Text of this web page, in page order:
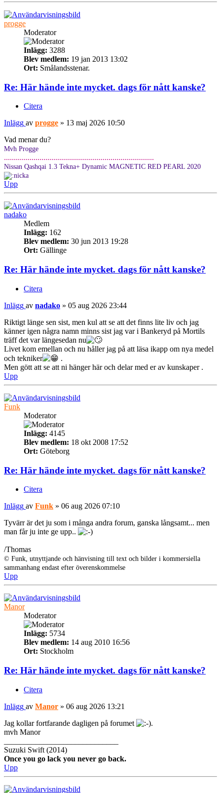
progge
Moderator
Inlägg: 3288
Blev medlem: 19 jan 2013 13:02
Ort: Smålandsstenar.
Re: Här hände inte mycket. dags för nått kanske?
Citera
Inlägg av progge » 13 maj 2026 10:50
Vad menar du?
Mvh Progge
............................................................................
Nissan Qashqai 1.3 Tekna+ Dynamic MAGNETIC RED PEARL 2020
Upp
nadako
Medlem
Inlägg: 162
Blev medlem: 30 jun 2013 19:28
Ort: Gällinge
Re: Här hände inte mycket. dags för nått kanske?
Citera
Inlägg av nadako » 05 aug 2026 23:44
Riktigt länge sen sist, men kul att se att det finns lite liv och jag
känner igen några namn minns sist jag var i Bankeryd på Mortils
träff det var längesedan nu
Livet kom emellan och nu håller jag på att läsa ikapp om nya medel
och tekniker
.
Men gött att se att ni hänger här och delar med er av kunskaper .
Upp
Funk
Moderator
Inlägg: 4145
Blev medlem: 18 okt 2008 17:52
Ort: Göteborg
Re: Här hände inte mycket. dags för nått kanske?
Citera
Inlägg av Funk » 06 aug 2026 07:10
Tyvärr är det ju som i många andra forum, ganska långsamt... men
man får ju inte ge upp..
/Thomas
© Funk, utnyttjande och hänvisning till text och bilder i kommersiella
sammanhang endast efter överenskommelse
Upp
Manor
Moderator
Inlägg: 5734
Blev medlem: 14 aug 2010 16:56
Ort: Stockholm
Re: Här hände inte mycket. dags för nått kanske?
Citera
Inlägg av Manor » 06 aug 2026 13:21
Jag kollar fortfarande dagligen på forumet
.
mvh Manor
Suzuki Swift (2014)
Once you go lack you never go back.
Upp